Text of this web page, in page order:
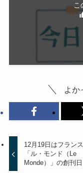
こ
よか
12月19日はフラン
「ル・モンド（Le
Monde）」の創刊日